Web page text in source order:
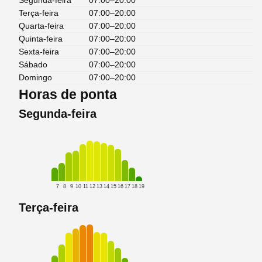
Terça-feira
07:00–20:00
Quarta-feira
07:00–20:00
Quinta-feira
07:00–20:00
Sexta-feira
07:00–20:00
Sábado
07:00–20:00
Domingo
07:00–20:00
Horas de ponta
Segunda-feira
7 8 9 10 11 12 13 14 15 16 17 18 19
Terça-feira